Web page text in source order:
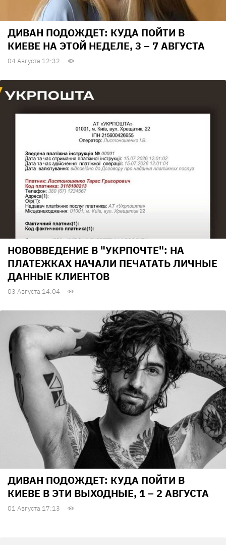
ДИВАН ПОДОЖДЕТ: КУДА ПОЙТИ В
КИЕВЕ НА ЭТОЙ НЕДЕЛЕ, 3 – 7 АВГУСТА
04 Августа 12:32
НОВОВВЕДЕНИЕ В "УКРПОЧТЕ": НА
ПЛАТЕЖКАХ НАЧАЛИ ПЕЧАТАТЬ ЛИЧНЫЕ
ДАННЫЕ КЛИЕНТОВ
03 Августа 14:04
ДИВАН ПОДОЖДЕТ: КУДА ПОЙТИ В
КИЕВЕ В ЭТИ ВЫХОДНЫЕ, 1 – 2 АВГУСТА
01 Августа 17:13